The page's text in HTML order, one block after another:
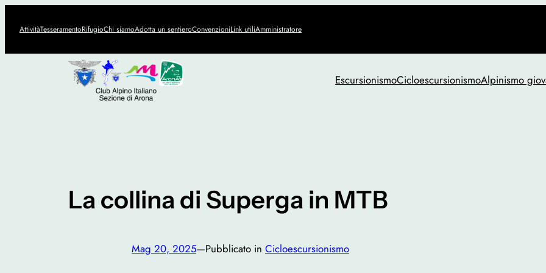
AttivitàTesseramentoRifugioChi siamoAdotta un sentieroConvenzioniLink utiliAmministratore
EscursionismoCicloescursionismoAlpinismo
La collina di Superga in MTB
Mag 20, 2025—Pubblicato in Cicloescursionismo